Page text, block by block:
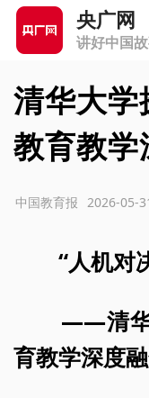
央广网
讲好中国
清华大
教育教
2026-05-
中国教育报
“人机对
——清华
育教学深度